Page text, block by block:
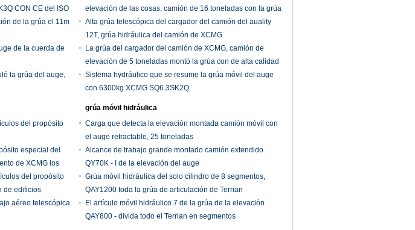
CON CE del ISO
de la grúa el 11m
de la cuerda de
la grúa del auge,
elevación de las cosas, camión de 16 toneladas con la grúa
Alta grúa telescópica del cargador del camión del auality
12T, grúa hidráulica del camión de XCMG
La grúa del cargador del camión de XCMG, camión de
elevación de 5 toneladas montó la grúa con de alta calidad
Sistema hydráulico que se resume la grúa móvil del auge
con 6300kg XCMG SQ6.3SK2Q
del propósito
especial del
de XCMG los
del propósito
de edificios
aéreo telescópica
grúa móvil hidráulica
Carga que detecta la elevación montada camión móvil con
el auge retractable, 25 toneladas
Alcance de trabajo grande montado camión extendido
QY70K - I de la elevación del auge
Grúa móvil hidráulica del solo cilindro de 8 segmentos,
QAY1200 toda la grúa de articulación de Terrian
El artículo móvil hidráulico 7 de la grúa de la elevación
QAY800 - divida todo el Terrian en segmentos